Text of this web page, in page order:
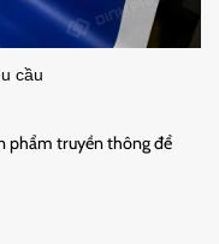
cầu
phẩm truyền thông để